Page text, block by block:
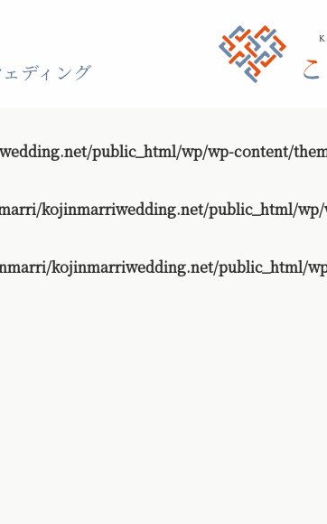
ディング
public_html/wp/wp-content/
kojinmarriwedding.net/public_html/
kojinmarriwedding.net/public_html/